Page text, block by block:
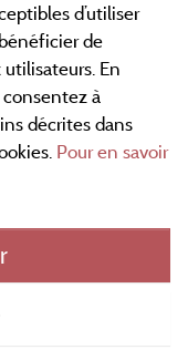
d’utiliser
de
En
à
décrites dans
Pour en savoir